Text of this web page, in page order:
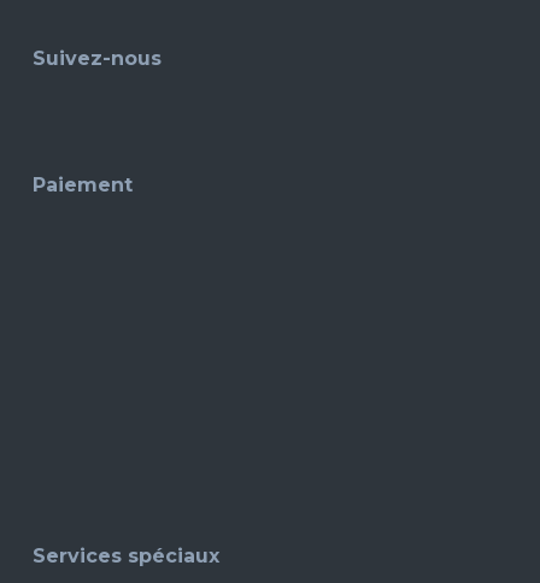
Suivez-nous
Paiement
Services spéciaux